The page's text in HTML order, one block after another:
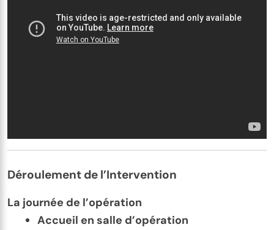
Déroulement de l’Intervention
La journée de l’opération
Accueil en salle d’opération